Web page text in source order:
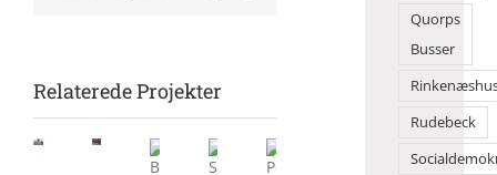
Relaterede Projekter
Quorps
Busser
Rudebeck